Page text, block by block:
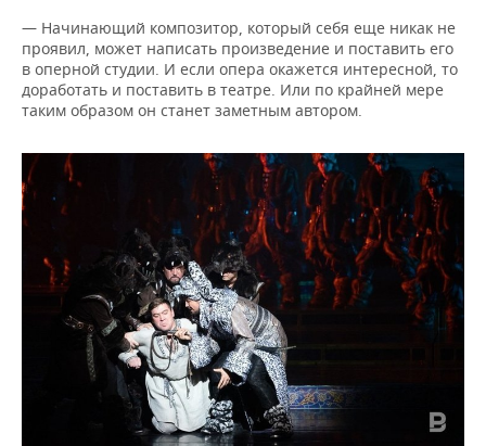
— Начинающий композитор, который себя еще никак не
проявил, может написать произведение и поставить его
в оперной студии. И если опера окажется интересной, то
доработать и поставить в театре. Или по крайней мере
таким образом он станет заметным автором.